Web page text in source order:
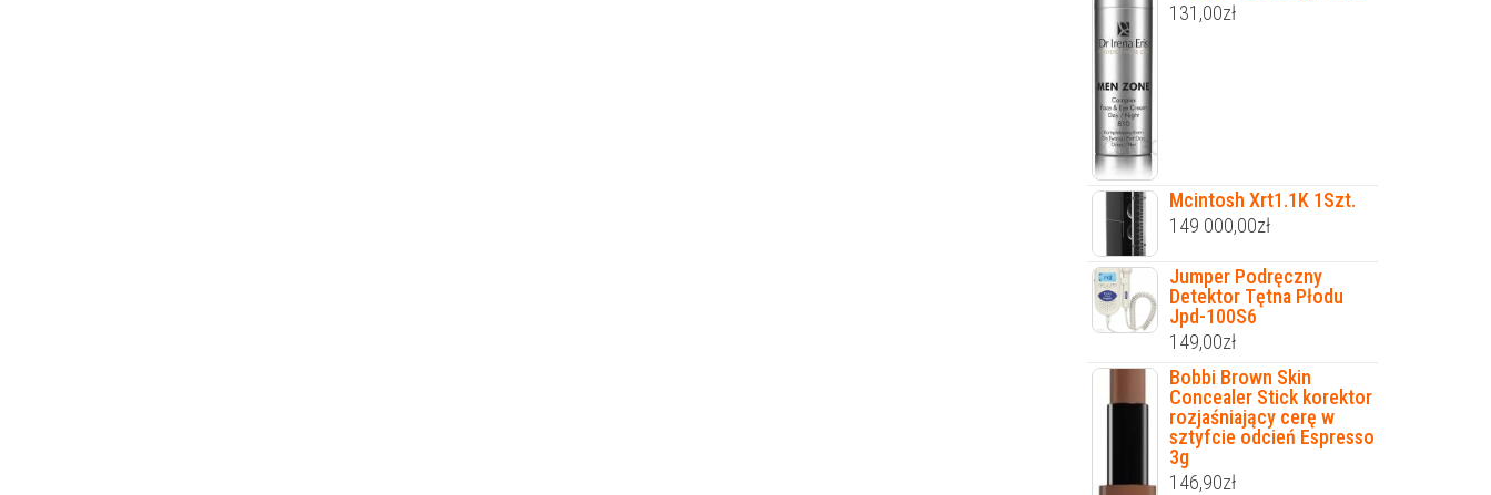
131,00zł
Mcintosh Xrt1.1K 1Szt.
149 000,00zł
Jumper Podręczny
Detektor Tętna Płodu
Jpd-100S6
149,00zł
Bobbi Brown Skin
Concealer Stick korektor
rozjaśniający cerę w
sztyfcie odcień Espresso
3g
146,90zł